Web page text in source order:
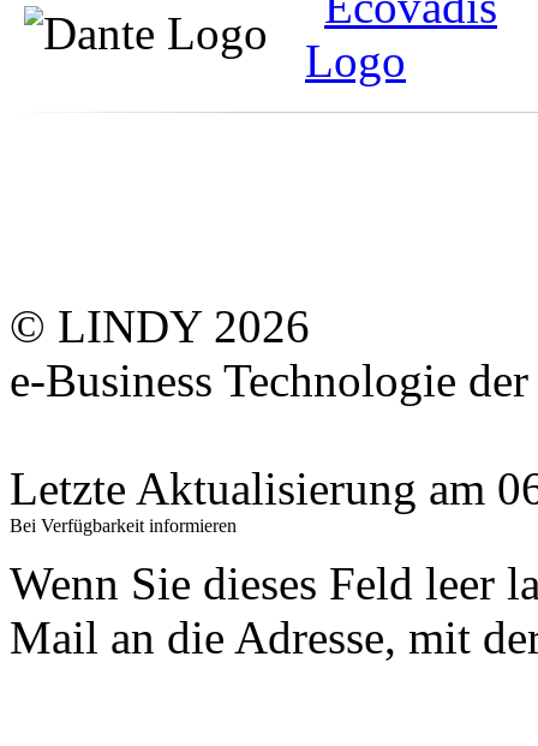
© LINDY 2026
e-Business Technologie
Letzte Aktualisierung am
Bei Verfügbarkeit informieren
Wenn Sie dieses Feld leer
Mail an die Adresse, mit